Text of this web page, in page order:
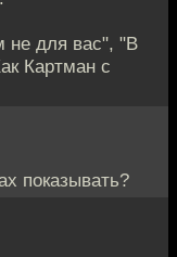
для вас", "В
Картман с
показывать?